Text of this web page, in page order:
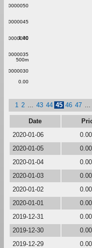
0.0000030
0.0000035
0.0000040
0.0000045
0.0000050
0.00
500m
1.00
1 2 43 44 45 46 47
Date
2020-01-06
2020-01-05
2020-01-04
2020-01-03
2020-01-02
2020-01-01
2019-12-31
2019-12-30
2019-12-29